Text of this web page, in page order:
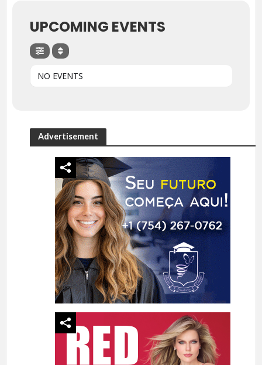
UPCOMING EVENTS
NO EVENTS
Advertisement